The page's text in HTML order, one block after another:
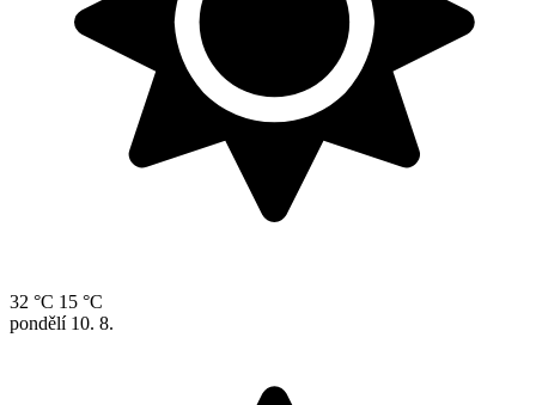
32 °C 15 °C
pondělí 10. 8.